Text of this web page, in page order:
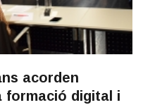
acorden
formació digital i